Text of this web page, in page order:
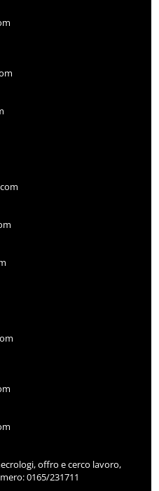
offro e cerco lavoro,
0165/231711